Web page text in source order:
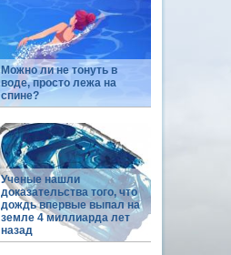
Можно ли не тонуть в
воде, просто лежа на
спине?
Ученые нашли
доказательства того, что
дождь впервые выпал на
земле 4 миллиарда лет
назад